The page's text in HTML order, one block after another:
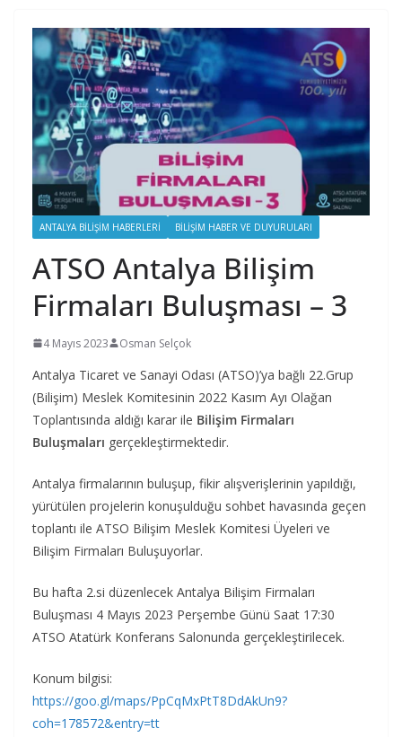
ANTALYA BILIŞIM HABERLERI BILIŞIM HABER VE DUYURULARI
ATSO Antalya Bilişim
Firmaları Buluşması – 3
4 Mayıs 2023 Osman Selçok
Antalya Ticaret ve Sanayi Odası (ATSO)’ya bağlı 22.Grup
(Bilişim) Meslek Komitesinin 2022 Kasım Ayı Olağan
Toplantısında aldığı karar ile Bilişim Firmaları
Buluşmaları gerçekleştirmektedir.
Antalya firmalarının buluşup, fikir alışverişlerinin yapıldığı,
yürütülen projelerin konuşulduğu sohbet havasında geçen
toplantı ile ATSO Bilişim Meslek Komitesi Üyeleri ve
Bilişim Firmaları Buluşuyorlar.
Bu hafta 2.si düzenlecek Antalya Bilişim Firmaları
Buluşması 4 Mayıs 2023 Perşembe Günü Saat 17:30
ATSO Atatürk Konferans Salonunda gerçekleştirilecek.
Konum bilgisi:
https://goo.gl/maps/PpCqMxPtT8DdAkUn9?
coh=178572&entry=tt